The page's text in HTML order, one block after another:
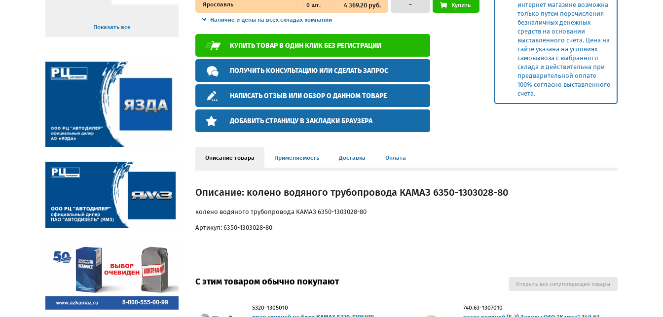
Показать все
интернет магазине возможна
только путем перечисления
безналичных денежных
средств на основании
выставленного счета. Цена на
сайте указана на условиях
самовывоза с выбранного
склада и действительна при
предварительной оплате
100% согласно выставленного
счета.
Ярославль 0шт. 4 369.20 руб.
Наличие и цены на всех складах компании
– Купить
КУПИТЬ ТОВАР В ОДИН КЛИК БЕЗ РЕГИСТРАЦИИ
ПОЛУЧИТЬ КОНСУЛЬТАЦИЮ ИЛИ СДЕЛАТЬ ЗАПРОС
НАПИСАТЬ ОТЗЫВ ИЛИ ОБЗОР О ДАННОМ ТОВАРЕ
ДОБАВИТЬ СТРАНИЦУ В ЗАКЛАДКИ БРАУЗЕРА
Описание товара Применяемость Доставка Оплата
Описание: колено водяного трубопровода КАМАЗ 6350-1303028-80
колено водяного трубопровода КАМАЗ 6350-1303028-80
Артикул: 6350-1303028-80
С этим товаром обычно покупают
5320-1305010
740.63-1307010
Открыть все сопутствующие товары